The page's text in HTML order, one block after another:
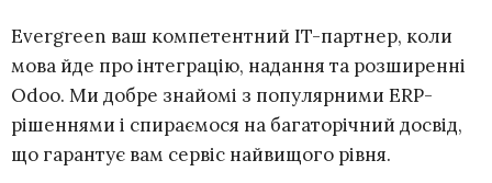
Evergreen ваш компетентний IT-партнер, коли
мова йде про інтеграцію, надання та розширенні
Odoo. Ми добре знайомі з популярними ERP-
рішеннями і спираємося на багаторічний досвід,
що гарантує вам сервіс найвищого рівня.